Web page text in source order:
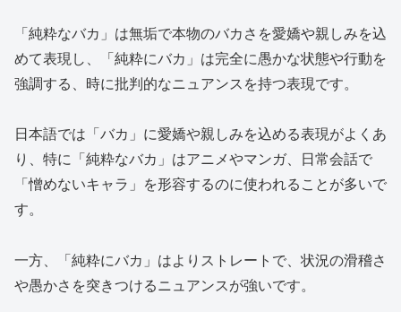
「純粋なバカ」は無垢で本物のバカさを愛嬌や親しみを込
めて表現し、「純粋にバカ」は完全に愚かな状態や行動を
強調する、時に批判的なニュアンスを持つ表現です。
日本語では「バカ」に愛嬌や親しみを込める表現がよくあ
り、特に「純粋なバカ」はアニメやマンガ、日常会話で
「憎めないキャラ」を形容するのに使われることが多いで
す。
一方、「純粋にバカ」はよりストレートで、状況の滑稽さ
や愚かさを突きつけるニュアンスが強いです。